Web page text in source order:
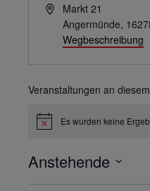
AdresseMarkt 21
Angermünde,
Wegbeschreibung
Veranstaltungen an
HinweisEs wurden keine
Anstehende